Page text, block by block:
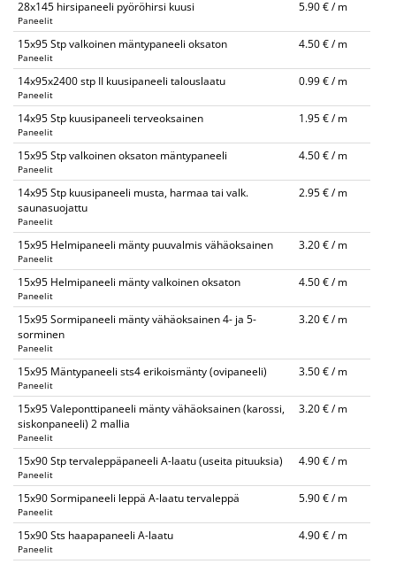
28x145 hirsipaneeli pyöröhirsi kuusi
Paneelit
5.90 € / m
15x95 Stp valkoinen mäntypaneeli oksaton
Paneelit
4.50 € / m
14x95x2400 stp II kuusipaneeli talouslaatu
Paneelit
0.99 € / m
14x95 Stp kuusipaneeli terveoksainen
Paneelit
1.95 € / m
15x95 Stp valkoinen oksaton mäntypaneeli
Paneelit
4.50 € / m
14x95 Stp kuusipaneeli musta, harmaa tai valk.
saunasuojattu
Paneelit
2.95 € / m
15x95 Helmipaneeli mänty puuvalmis vähäoksainen
Paneelit
3.20 € / m
15x95 Helmipaneeli mänty valkoinen oksaton
Paneelit
4.50 € / m
15x95 Sormipaneeli mänty vähäoksainen 4- ja 5-
sorminen
Paneelit
3.20 € / m
15x95 Mäntypaneeli sts4 erikoismänty (ovipaneeli)
Paneelit
3.50 € / m
15x95 Valeponttipaneeli mänty vähäoksainen (karossi,
siskonpaneeli) 2 mallia
Paneelit
3.20 € / m
15x90 Stp tervaleppäpaneeli A-laatu (useita pituuksia)
Paneelit
4.90 € / m
15x90 Sormipaneeli leppä A-laatu tervaleppä
Paneelit
5.90 € / m
15x90 Sts haapapaneeli A-laatu
Paneelit
4.90 € / m